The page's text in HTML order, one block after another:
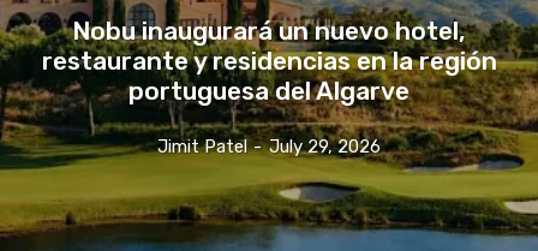
Nobu inaugurará un nuevo hotel,
restaurante y residencias en la región
portuguesa del Algarve
Jimit Patel - July 29, 2026